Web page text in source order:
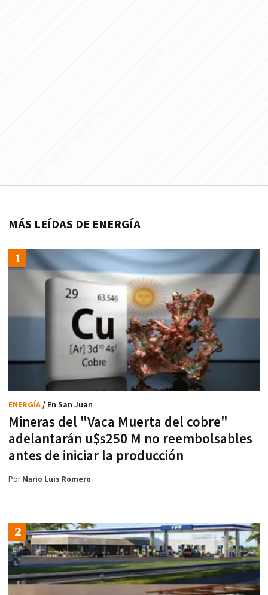
MÁS LEÍDAS DE ENERGÍA
Mineras del "Vaca Muerta del cobre"
adelantarán u$s250 M no reembolsables
antes de iniciar la producción
ENERGÍA/ En San Juan
PorMario Luis Romero